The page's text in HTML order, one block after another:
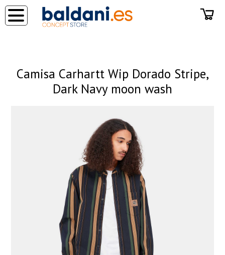
Camisa Carhartt Wip Dorado Stripe,
Dark Navy moon wash